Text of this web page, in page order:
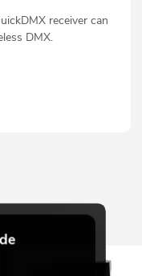
receiver can
DMX.